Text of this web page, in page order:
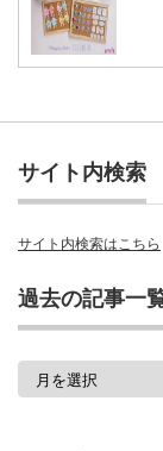
サイト内検索
サイト内検索はこちら
過去の記事一